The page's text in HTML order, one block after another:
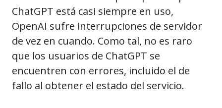
ChatGPT está casi siempre en uso,
OpenAI sufre interrupciones de servidor
de vez en cuando. Como tal, no es raro
que los usuarios de ChatGPT se
encuentren con errores, incluido el de
fallo al obtener el estado del servicio.